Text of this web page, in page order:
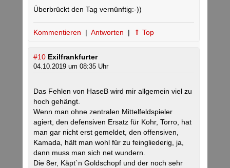
Überbrückt den Tag vernünftig:-))
Kommentieren | Antworten | ⇑ Top
#10 Exilfrankfurter
04.10.2019 um 08:35 Uhr
Das Fehlen von HaseB wird mir allgemein viel zu
hoch gehängt.
Wenn man ohne zentralen Mittelfeldspieler
agiert, den defensiven Ersatz für Kohr, Torro, hat
man gar nicht erst gemeldet, den offensiven,
Kamada, hält man wohl für zu feingliederig, ja,
dann muss man sich net wundern.
Die 8er, Käpt`n Goldschopf und der noch sehr